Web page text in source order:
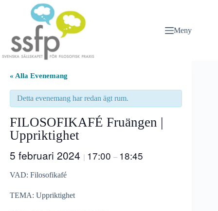
Meny
« Alla Evenemang
Detta evenemang har redan ägt rum.
FILOSOFIKAFÉ Fruängen |
Uppriktighet
5 februari 2024 | 17:00 – 18:45
VAD: Filosofikafé
TEMA: Uppriktighet